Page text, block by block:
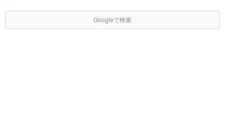
Googleで検索